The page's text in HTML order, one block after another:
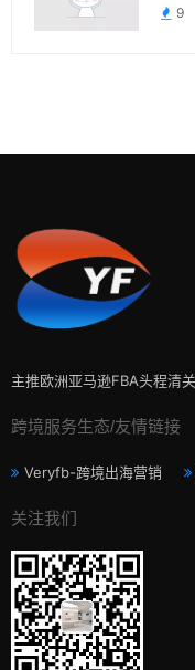
9
主推欧洲亚马逊FBA头程清
跨境服务生态/友情链接
Veryfb-跨境出海营销
关注我们